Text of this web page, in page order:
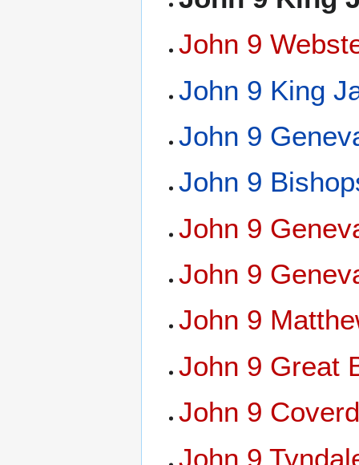
John 9
John 9 King
John 9
John 9
John 9
John 9
John 9
John 9 Great
John 9
John 9